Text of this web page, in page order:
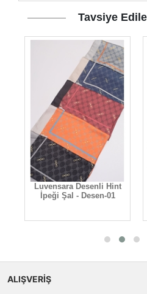
Tavsiye
Luvensara Desenli Hint
İpeği Şal - Desen-01
ALIŞVERİŞ